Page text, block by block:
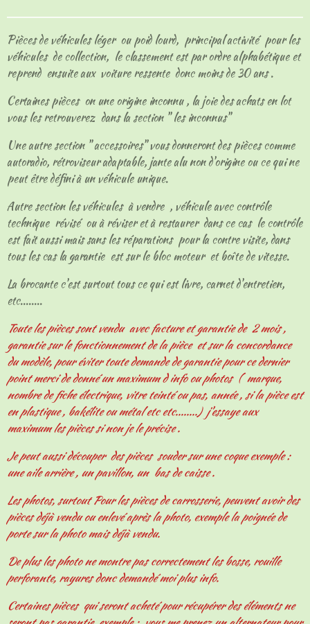
g
r
g
r
g
r
g
r
Pièces de véhicules léger ou poid lourd, principal activité pour les
véhicules de collection, le classement est par ordre alphabétique et
reprend ensuite aux voiture ressente donc moins de 30 ans .
Certaines pièces on une origine inconnu , la joie des achats en lot
vous les retrouverez dans la section " les inconnus"
Une autre section " accessoires" vous donneront des pièces comme
autoradio, rétroviseur adaptable, jante alu non d'origine ou ce qui ne
peut être défini à un véhicule unique.
Autre section les véhicules à vendre , véhicule avec contrôle
technique révisé ou à réviser et à restaurer dans ce cas le contrôle
est fait aussi mais sans les réparations pour la contre visite, dans
tous les cas la garantie est sur le bloc moteur et boîte de vitesse.
La brocante c'est surtout tous ce qui est livre, carnet d'entretien,
etc........
Toute les pièces sont vendu avec facture et garantie de 2 mois ,
garantie sur le fonctionnement de la pièce et sur la concordance
du modèle, pour éviter toute demande de garantie pour ce dernier
point merci de donné un maximum d info ou photos ( marque,
nombre de fiche électrique, vitre teinté ou pas, année , si la pièce est
en plastique , bakélite ou métal etc etc........) j'essaye aux
maximum les pièces si non je le précise .
Je peut aussi découper des pièces souder sur une coque exemple :
une aile arrière , un pavillon, un bas de caisse .
Les photos, surtout Pour les pièces de carrosserie, peuvent avoir des
pièces déjà vendu ou enlevé après la photo, exemple la poignée de
porte sur la photo mais déjà vendu.
De plus les photo ne montre pas correctement les bosse, rouille
perforante, rayures donc demandé moi plus info.
Certaines pièces qui seront acheté pour récupérer des éléments ne